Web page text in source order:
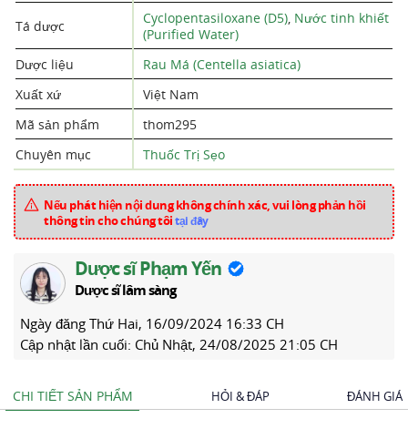
Tá dược Cyclopentasiloxane (D5), Nước tinh khiết
(Purified Water)
Dược liệu
Rau Má (Centella asiatica)
Xuất xứ
Việt Nam
Mã sản phẩm
thom295
Chuyên mục
Thuốc Trị Sẹo
Nếu phát hiện nội dung không chính xác, vui lòng phản hồi
thông tin cho chúng tôitại đây
Dược sĩ Phạm Yến
Dược sĩ lâm sàng
Ngày đăng Thứ Hai, 16/09/2024 16:33 CH
Cập nhật lần cuối: Chủ Nhật, 24/08/2025 21:05 CH
CHI TIẾT SẢN PHẨM HỎI & ĐÁP ĐÁNH GIÁ